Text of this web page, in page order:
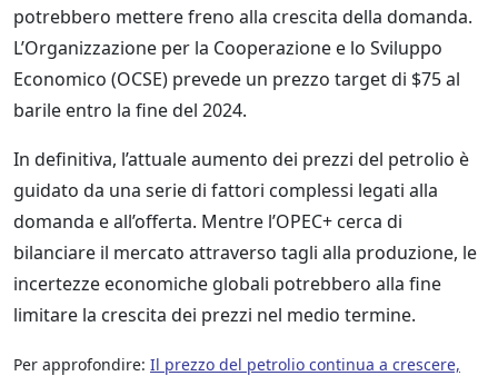
potrebbero mettere freno alla crescita della domanda.
L’Organizzazione per la Cooperazione e lo Sviluppo
Economico (OCSE) prevede un prezzo target di $75 al
barile entro la fine del 2024.
In definitiva, l’attuale aumento dei prezzi del petrolio è
guidato da una serie di fattori complessi legati alla
domanda e all’offerta. Mentre l’OPEC+ cerca di
bilanciare il mercato attraverso tagli alla produzione, le
incertezze economiche globali potrebbero alla fine
limitare la crescita dei prezzi nel medio termine.
Per approfondire: Il prezzo del petrolio continua a crescere,